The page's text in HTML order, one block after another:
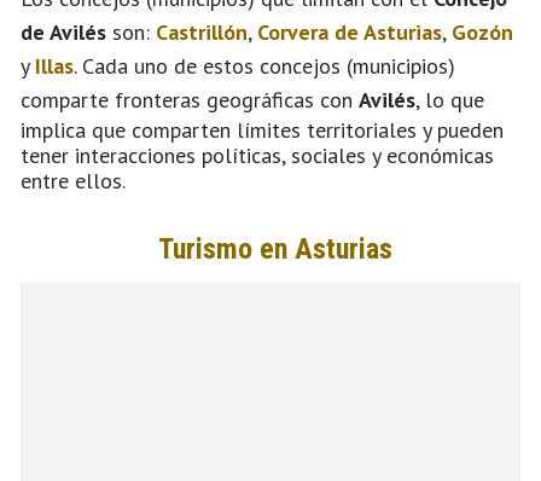
de Avilés son: Castrillón, Corvera de Asturias, Gozón
y Illas. Cada uno de estos concejos (municipios)
comparte fronteras geográficas con Avilés, lo que
implica que comparten límites territoriales y pueden
tener interacciones políticas, sociales y económicas
entre ellos.